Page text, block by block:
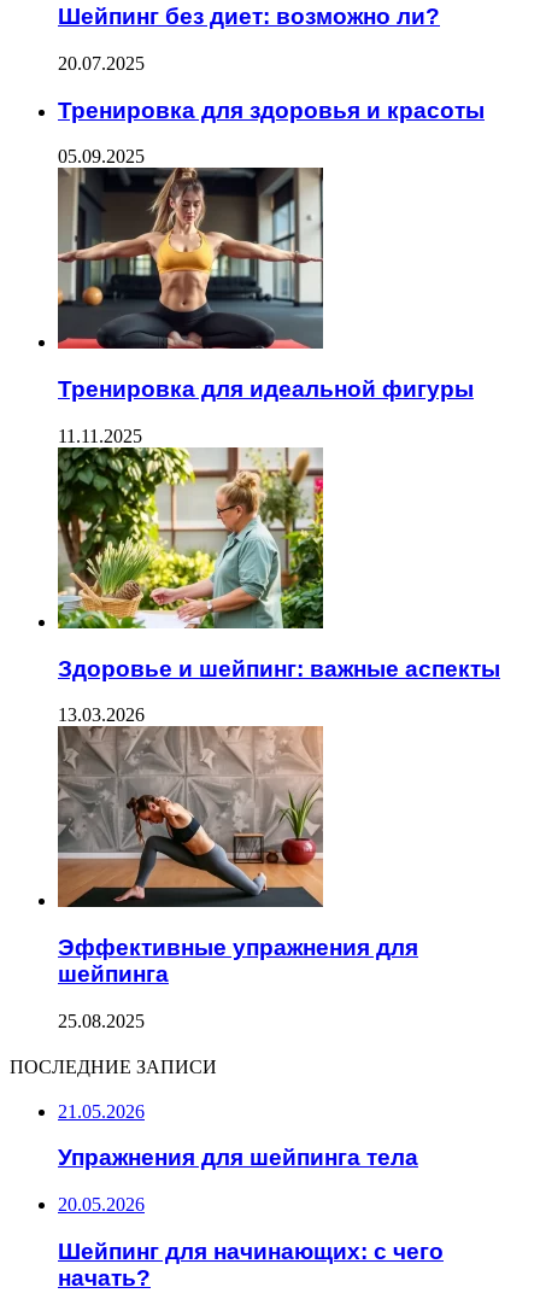
Шейпинг без диет: возможно ли?
20.07.2025
Тренировка для здоровья и красоты
05.09.2025
Тренировка для идеальной фигуры
11.11.2025
Здоровье и шейпинг: важные аспекты
13.03.2026
Эффективные упражнения для
шейпинга
25.08.2025
ПОСЛЕДНИЕ ЗАПИСИ
21.05.2026
Упражнения для шейпинга тела
20.05.2026
Шейпинг для начинающих: с чего
начать?